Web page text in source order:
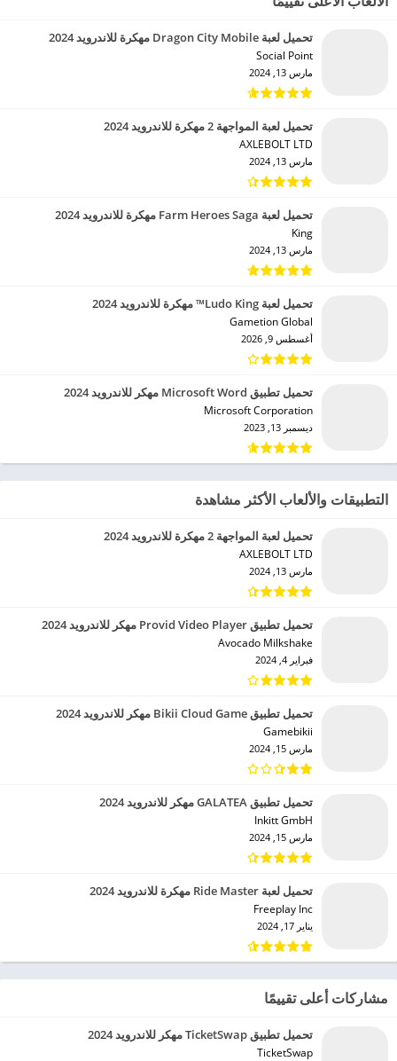
تحميل لعبة Dragon City Mobile مهكرة للاندرويد 2024
Social Point‏
مارس 13, 2024
تحميل لعبة المواجهة 2 مهكرة للاندرويد 2024
AXLEBOLT LTD‏
مارس 13, 2024
تحميل لعبة Farm Heroes Saga مهكرة للاندرويد 2024
King‏
مارس 13, 2024
تحميل لعبة Ludo King™ مهكرة للاندرويد 2024
Gametion Global‏
أغسطس 9, 2026
تحميل تطبيق Microsoft Word مهكر للاندرويد 2024
Microsoft Corporation‏
ديسمبر 13, 2023
التطبيقات والألعاب الأكثر مشاهدة
تحميل لعبة المواجهة 2 مهكرة للاندرويد 2024
AXLEBOLT LTD‏
مارس 13, 2024
تحميل تطبيق Provid Video Player مهكر للاندرويد 2024
Avocado Milkshake‏
فبراير 4, 2024
تحميل تطبيق Bikii Cloud Game مهكر للاندرويد 2024
Gamebikii‏
مارس 15, 2024
تحميل تطبيق GALATEA مهكر للاندرويد 2024
Inkitt GmbH‏
مارس 15, 2024
تحميل لعبة Ride Master مهكرة للاندرويد 2024
Freeplay Inc‏
يناير 17, 2024
مشاركات أعلى تقييمًا
تحميل تطبيق TicketSwap مهكر للاندرويد 2024
TicketSwap‏